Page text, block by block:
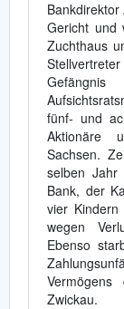
Gericht und
Zuchthaus
fünf- und
Aktionäre
Sachsen.
selben Jahr
Bank, der
vier
wegen
Ebenso
Zwickau.